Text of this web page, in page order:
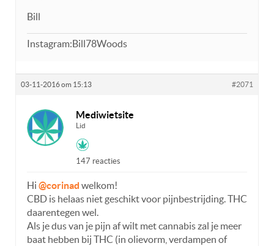
Bill
Instagram:Bill78Woods
03-11-2016 om 15:13 #2071
Mediwietsite
Lid
147 reacties
Hi @corinad welkom!
CBD is helaas niet geschikt voor pijnbestrijding. THC
daarentegen wel.
Als je dus van je pijn af wilt met cannabis zal je meer
baat hebben bij THC (in olievorm, verdampen of